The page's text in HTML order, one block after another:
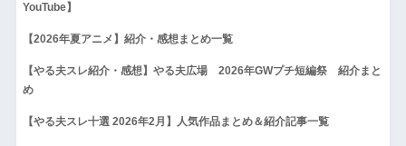
YouTube】
【2026年夏アニメ】紹介・感想まとめ一覧
【やる夫スレ紹介・感想】やる夫広場 2026年GWプチ短編祭 紹介まと
め
【やる夫スレ十選 2026年2月】人気作品まとめ＆紹介記事一覧